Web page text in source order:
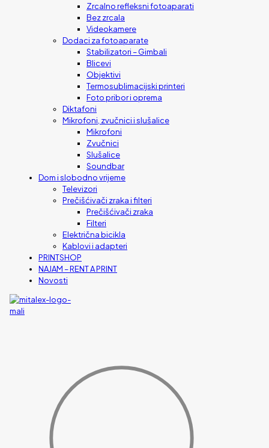
Zrcalno refleksni fotoaparati
Bez zrcala
Videokamere
Dodaci za fotoaparate
Stabilizatori – Gimbali
Blicevi
Objektivi
Termosublimacijski printeri
Foto pribor i oprema
Diktafoni
Mikrofoni, zvučnici i slušalice
Mikrofoni
Zvučnici
Slušalice
Soundbar
Dom i slobodno vrijeme
Televizori
Prečišćivači zraka i filteri
Prečišćivači zraka
Filteri
Električna bicikla
Kablovi i adapteri
PRINTSHOP
NAJAM – RENT A PRINT
Novosti